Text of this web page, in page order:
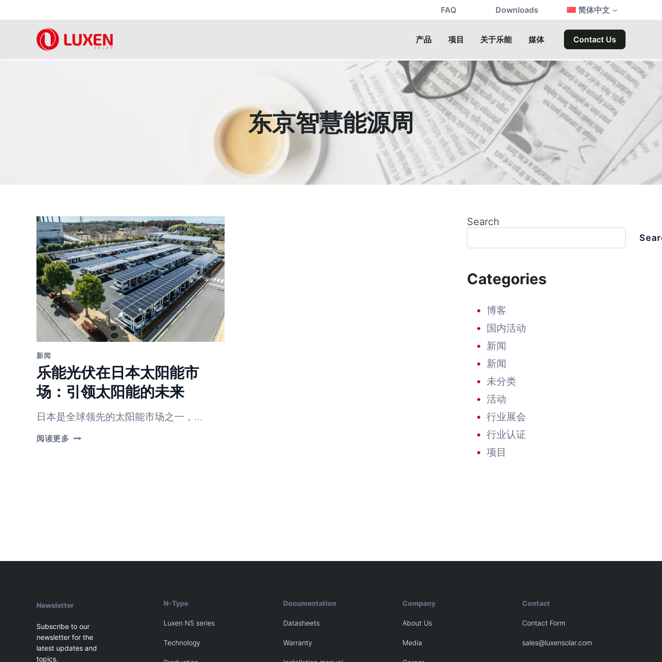
FAQ Downloads 简体中文
产品 项目 关于乐能 媒体 Contact Us
东京智慧能源周
新闻
乐能光伏在日本太阳能市
场：引领太阳能的未来
日本是全球领先的太阳能市场之一，…
阅读更多 乐
太
来
Search
Categories
博客
国内活动
新闻
新闻
未分类
活动
行业展会
行业认证
项目
Newsletter
Subscribe to our
newsletter for the
latest updates and
topics.
N-Type
Luxen N5 series
Technology
Documentation
Datasheets
Warranty
Company
About Us
Media
Contact
Contact Form
sales@luxensolar.com